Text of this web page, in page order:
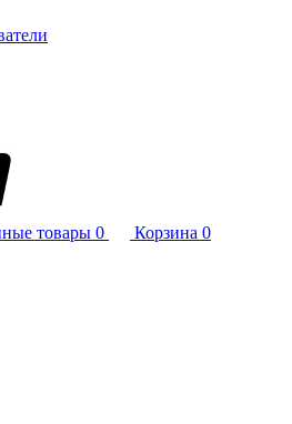
товары 0 Корзина 0